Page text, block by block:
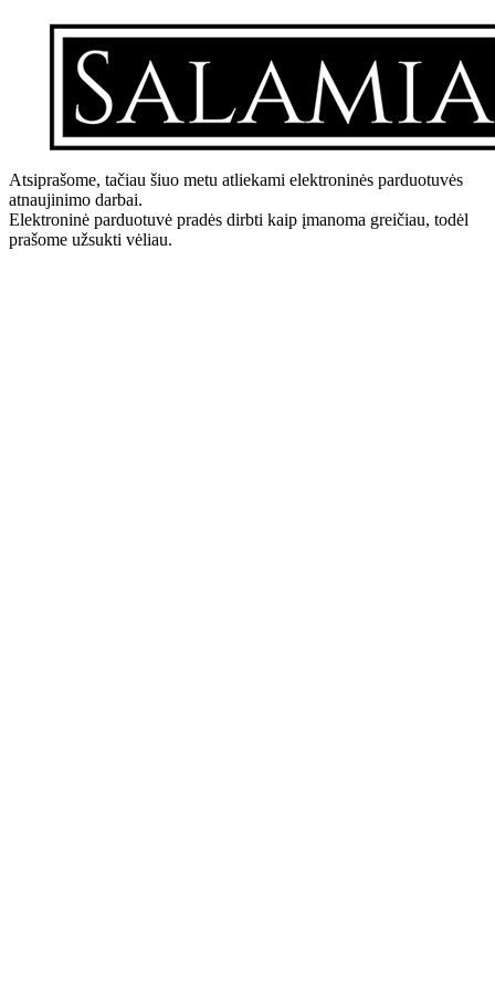
Atsiprašome, tačiau šiuo metu atliekami elektroninės parduotuvės
atnaujinimo darbai.
Elektroninė parduotuvė pradės dirbti kaip įmanoma greičiau, todėl
prašome užsukti vėliau.